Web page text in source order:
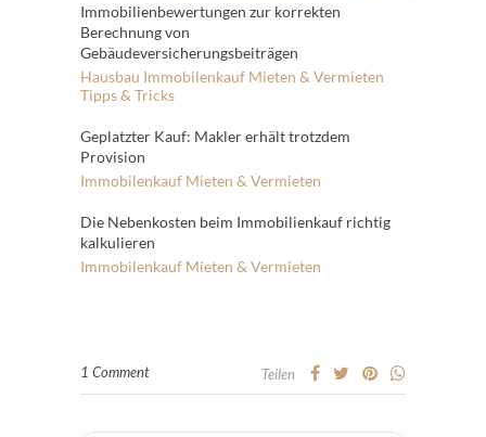
Immobilienbewertungen zur korrekten
Berechnung von
Gebäudeversicherungsbeiträgen
Hausbau Immobilenkauf Mieten & Vermieten
Tipps & Tricks
Geplatzter Kauf: Makler erhält trotzdem
Provision
Immobilenkauf Mieten & Vermieten
Die Nebenkosten beim Immobilienkauf richtig
kalkulieren
Immobilenkauf Mieten & Vermieten
1 Comment Teilen